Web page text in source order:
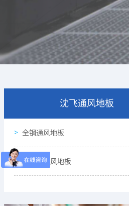
沈飞通风地板
全钢通风地板
铝合金通风地板